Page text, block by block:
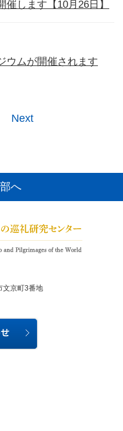
します【10月26日】
ウムが開催されます
Next
へ
京町3番地